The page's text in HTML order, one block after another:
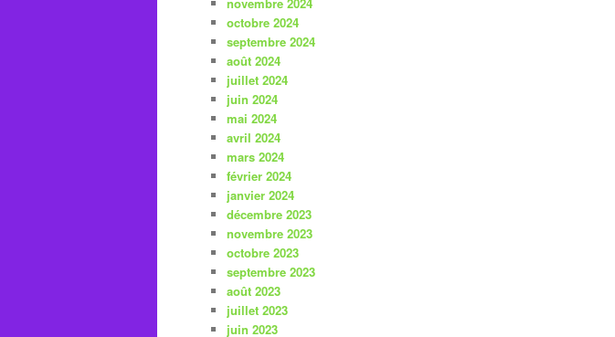
novembre 2024
octobre 2024
septembre 2024
août 2024
juillet 2024
juin 2024
mai 2024
avril 2024
mars 2024
février 2024
janvier 2024
décembre 2023
novembre 2023
octobre 2023
septembre 2023
août 2023
juillet 2023
juin 2023